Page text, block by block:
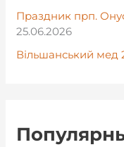
Праздник прп.
25.06.2026
Вільшанський мед